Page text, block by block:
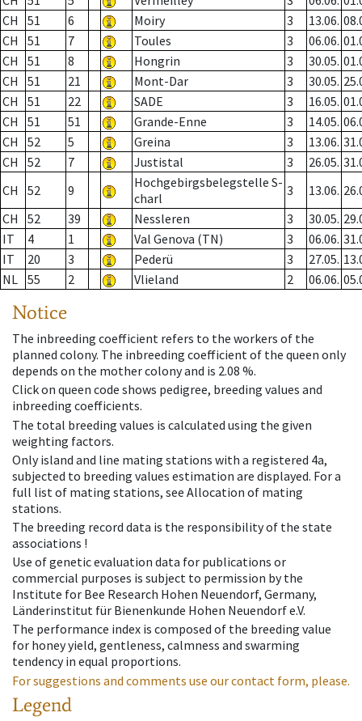
CH
51 6 Moiry 3 13.06.
CH
51 7 Toules 3 06.06.
CH
51 8 Hongrin 3 30.05.
CH
51 21 Mont-Dar 3 30.05.
CH
51 22 SADE 3 16.05.
CH
51 51 Grande-Enne 3 14.05.
CH
52 5 Greina 3 13.06.
CH
52 7 Justistal 3 26.05.
CH
52 9
Hochgebirgsbelegstelle S-
charl
3 13.06.
CH
52 39 Nessleren 3 30.05.
IT
4 1 Val Genova (TN) 3 06.06.
IT
20 3 Pederü 3 27.05.
NL 55 2 Vlieland 2 06.06.
Notice
The inbreeding coefficient refers to the workers of the
planned colony. The inbreeding coefficient of the queen only
depends on the mother colony and is 2.08 %.
Click on queen code shows pedigree, breeding values and
inbreeding coefficients.
The total breeding values is calculated using the given
weighting factors.
Only island and line mating stations with a registered 4a,
subjected to breeding values estimation are displayed. For a
full list of mating stations, see Allocation of mating
stations.
The breeding record data is the responsibility of the state
associations !
Use of genetic evaluation data for publications or
commercial purposes is subject to permission by the
Institute for Bee Research Hohen Neuendorf, Germany,
Länderinstitut für Bienenkunde Hohen Neuendorf e.V.
The performance index is composed of the breeding value
for honey yield, gentleness, calmness and swarming
tendency in equal proportions.
For suggestions and comments use our contact form, please.
Legend